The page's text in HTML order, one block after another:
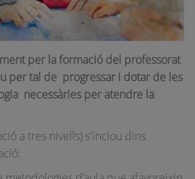
per la formació del professorat
per tal de progressar i dotar de les
necessàries per atendre la
a tres nivells) s'inclou dins